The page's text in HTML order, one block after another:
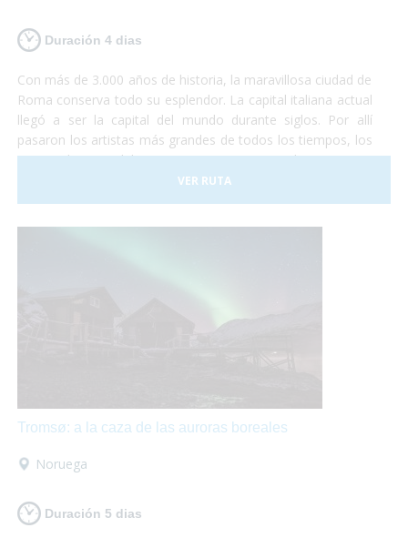
Duración 4 dias
Con más de 3.000 años de historia, la maravillosa ciudad de
Roma conserva todo su esplendor. La capital italiana actual
llegó a ser la capital del mundo durante siglos. Por allí
pasaron los artistas más grandes de todos los tiempos, los
emperadores del Imperio Romano, los Papas,
comerciantes de todos los lugares del mundo y todo lo que
te puedas imaginar. Y Roma no es sólo visitar
VER RUTA
Tromsø: a la caza de las auroras boreales
Noruega
Duración 5 dias